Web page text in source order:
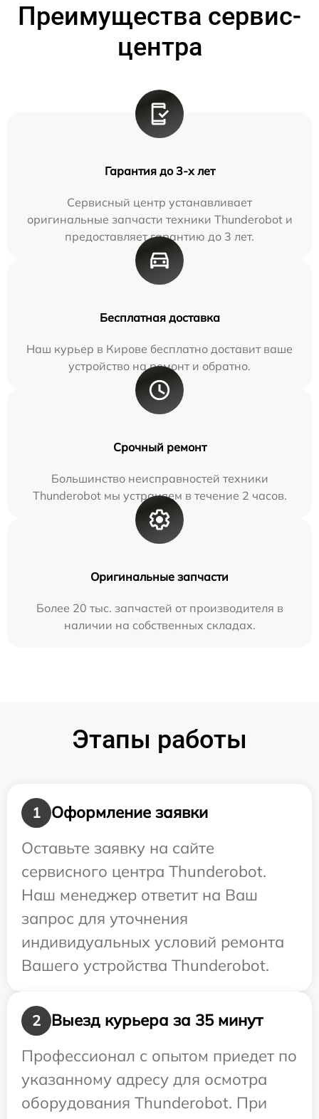
Преимущества сервис-
центра
Гарантия до 3-х лет
Сервисный центр устанавливает
оригинальные запчасти техники Thunderobot и
предоставляет гарантию до 3 лет.
Бесплатная доставка
Наш курьер в Кирове бесплатно доставит ваше
устройство на ремонт и обратно.
Срочный ремонт
Большинство неисправностей техники
Thunderobot мы устраняем в течение 2 часов.
Оригинальные запчасти
Более 20 тыс. запчастей от производителя в
наличии на собственных складах.
Этапы работы
1
Оформление заявки
Оставьте заявку на сайте
сервисного центра Thunderobot.
Наш менеджер ответит на Ваш
запрос для уточнения
индивидуальных условий ремонта
Вашего устройства Thunderobot.
2
Выезд курьера за 35 минут
Профессионал с опытом приедет по
указанному адресу для осмотра
оборудования Thunderobot. При